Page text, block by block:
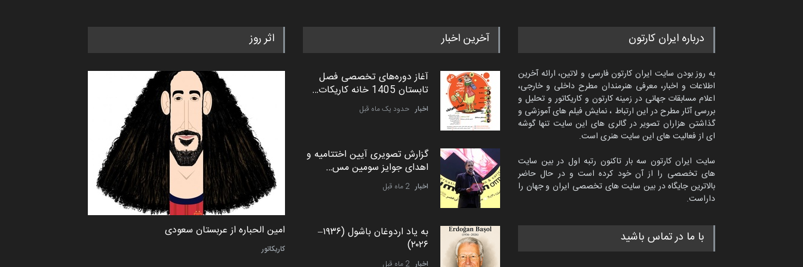
مهلت 3 ماه دیگر
پنجمین مسابقۀ بین‌المللی کارتون
CARTUNION ، …
مهلت
جشنواره بین‌المللی کارتون مدارس
پرتغال، ۲۰۲۷
مهلت
پنجمین مسابقۀ بین‌المللی کارتون
درباره ایران کارتون
به روز بودن سایت ایران کارتون فارسی و لاتین، ارائه آخرین
اطلاعات و اخبار، معرفی هنرمندان مطرح داخلی و خارجی،
اعلام مسابقات جهانی در زمینه کارتون و کاریکاتور و تحلیل و
بررسی آثار مطرح در این ارتباط ، نمایش فیلم های آموزشی و
گذاشتن هزاران تصویر در گالری های این سایت تنها گوشه
ای از فعالیت های این سایت هنری است.
سایت ایران کارتون سه بار تاکنون رتبه اول در بین سایت
های تخصصی را از آن خود کرده است و در حال حاضر
بالاترین جایگاه در بین سایت های تخصصی ایران و جهان را
داراست.
با ما در تماس باشید
آخرین اخبار
آغاز دوره‌های تخصصی فصل
تابستان 1405 خانه کاریکات…
اخبار حدود یک ماه قبل
گزارش تصویری آیین اختتامیه و
اهدای جوایز سومین مس…
اخبار 2 ماه قبل
به یاد اردوغان باشول (۱۹۳۶–
۲۰۲۶)
اخبار 2 ماه قبل
اثر روز
امین الحباره از عربستان سعودی
کاریکاتور
سعد المهندی از قطر
سیاسی
دمیر نواک از کرواسی
کارتون